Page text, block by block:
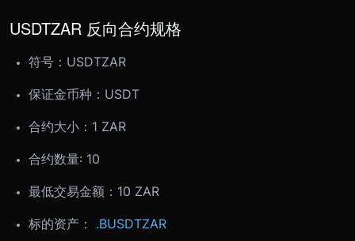
USDTZAR 反向合约规格
符号： USDTZAR
保证金币种：USDT
合约大小： 1 ZAR
合约数量: 10
最低交易金额： 10 ZAR
标的资产： .BUSDTZAR